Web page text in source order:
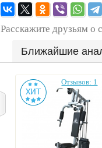
Расскажите друзьям о
Ближайшие
Отзывов: 1